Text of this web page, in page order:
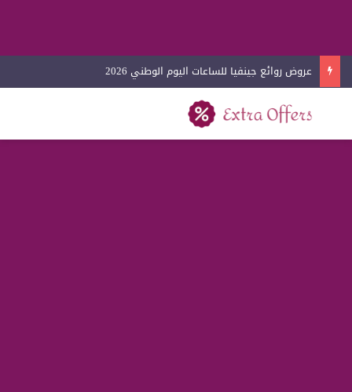
عروض روائع جينفيا للساعات اليوم الوطني 2026
بحث عن